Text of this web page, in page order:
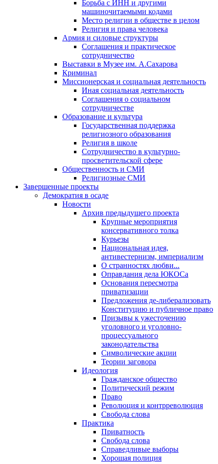
Борьба с ИНН и другими
машиночитаемыми кодами
Место религии в обществе в целом
Религия и права человека
Армия и силовые структуры
Соглашения и практическое
сотрудничество
Выставки в Музее им. А.Сахарова
Криминал
Миссионерская и социальная деятельность
Иная социальная деятельность
Соглашения о социальном
сотрудничестве
Образование и культура
Государственная поддержка
религиозного образования
Религия в школе
Сотрудничество в культурно-
просветительской сфере
Общественность и СМИ
Религиозные СМИ
Завершенные проекты
Демократия в осаде
Новости
Архив предыдущего проекта
Крупные мероприятия
консервативного толка
Курьезы
Национальная идея,
антивестернизм, империализм
О странностях любви...
Оправдания дела ЮКОСа
Основания пересмотра
приватизации
Предложения де-либерализовать
Конституцию и публичное право
Призывы к ужесточению
уголовного и уголовно-
процессуального
законодательства
Символические акции
Теории заговора
Идеология
Гражданское общество
Политический режим
Право
Революция и контрреволюция
Свобода слова
Практика
Приватность
Свобода слова
Справедливые выборы
Хорошая полиция